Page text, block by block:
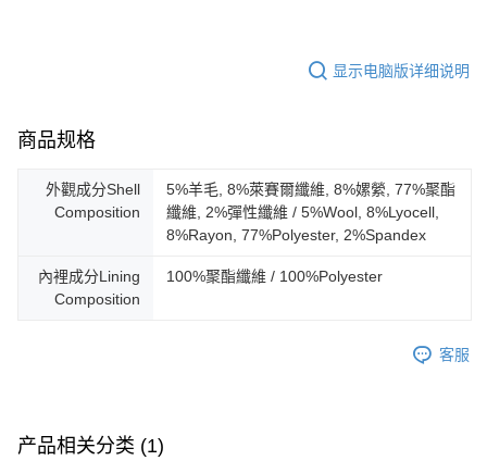
显示电脑版详细说明
商品规格
外觀成分Shell
Composition
5%羊毛, 8%萊賽爾纖維, 8%嫘縈, 77%聚酯
纖維, 2%彈性纖維 / 5%Wool, 8%Lyocell,
8%Rayon, 77%Polyester, 2%Spandex
內裡成分Lining
Composition
100%聚酯纖維 / 100%Polyester
客服
产品相关分类 (1)